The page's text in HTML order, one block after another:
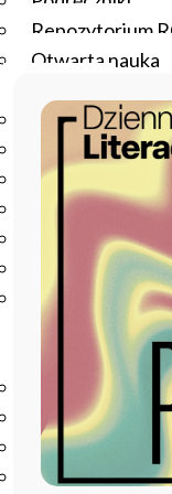
Repozytorium
Otwarta nauka
Studia
Szkolenia
Szkoła
Erasmus
Olimpiada
Olimpiada
Podstawowych
Biblioteka
O bibliotece
Godziny
Katalog
Nowości